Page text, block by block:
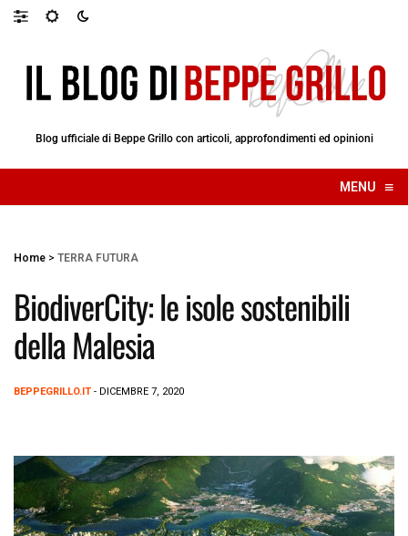
Blog ufficiale di Beppe Grillo con articoli, approfondimenti ed opinioni
MENU ≡
☰
Home > TERRA FUTURA
BiodiverCity: le isole sostenibili
della Malesia
BEPPEGRILLO.IT - DICEMBRE 7, 2020